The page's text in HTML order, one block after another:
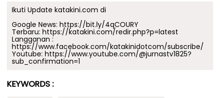
Ikuti Update katakini.com di
Google News: https://bit.ly/4qCOURY
Terbaru: https://katakini.com/redir.php?p=latest
Langganan :
https://www.facebook.com/katakinidotcom/subscribe/
Youtube: https://www.youtube.com/@jurnastv1825?
sub_confirmation=1
KEYWORDS :